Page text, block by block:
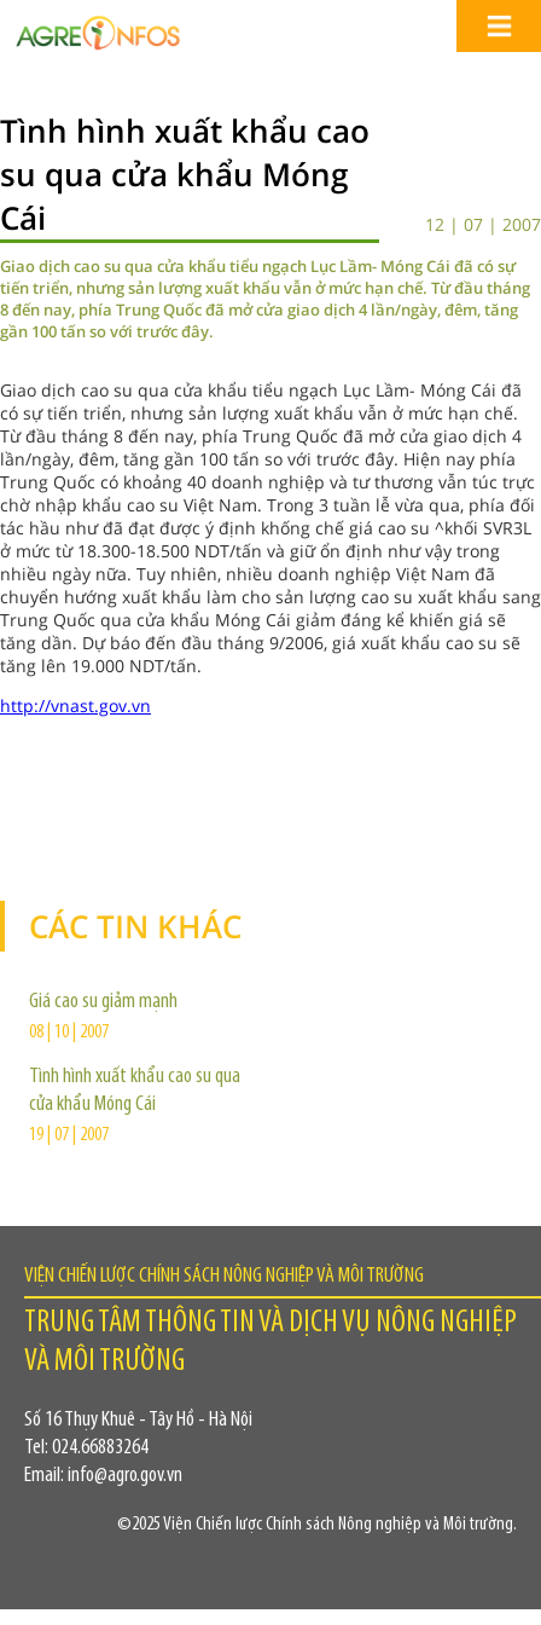
Tình hình xuất khẩu cao
su qua cửa khẩu Móng
Cái
12 | 07 | 2007
Giao dịch cao su qua cửa khẩu tiểu ngạch Lục Lầm- Móng Cái đã có sự
tiến triển, nhưng sản lượng xuất khẩu vẫn ở mức hạn chế. Từ đầu tháng
8 đến nay, phía Trung Quốc đã mở cửa giao dịch 4 lần/ngày, đêm, tăng
gần 100 tấn so với trước đây.
Giao dịch cao su qua cửa khẩu tiểu ngạch Lục Lầm- Móng Cái đã
có sự tiến triển, nhưng sản lượng xuất khẩu vẫn ở mức hạn chế.
Từ đầu tháng 8 đến nay, phía Trung Quốc đã mở cửa giao dịch 4
lần/ngày, đêm, tăng gần 100 tấn so với trước đây. Hiện nay phía
Trung Quốc có khoảng 40 doanh nghiệp và tư thương vẫn túc trực
chờ nhập khẩu cao su Việt Nam. Trong 3 tuần lễ vừa qua, phía đối
tác hầu như đã đạt được ý định khống chế giá cao su ^khối SVR3L
ở mức từ 18.300-18.500 NDT/tấn và giữ ổn định như vậy trong
nhiều ngày nữa. Tuy nhiên, nhiều doanh nghiệp Việt Nam đã
chuyển hướng xuất khẩu làm cho sản lượng cao su xuất khẩu sang
Trung Quốc qua cửa khẩu Móng Cái giảm đáng kể khiến giá sẽ
tăng dần. Dự báo đến đầu tháng 9/2006, giá xuất khẩu cao su sẽ
tăng lên 19.000 NDT/tấn.
http://vnast.gov.vn
CÁC TIN KHÁC
Giá cao su giảm mạnh
08 | 10 | 2007
Tình hình xuất khẩu cao su qua
cửa khẩu Móng Cái
19 | 07 | 2007
VIỆN CHIẾN LƯỢC CHÍNH SÁCH NÔNG NGHIỆP VÀ MÔI TRƯỜNG
TRUNG TÂM THÔNG TIN VÀ DỊCH VỤ NÔNG NGHIỆP
VÀ MÔI TRƯỜNG
Số 16 Thụy Khuê - Tây Hồ - Hà Nội
Tel: 024.66883264
Email: info@agro.gov.vn
©2025 Viện Chiến lược Chính sách Nông nghiệp và Môi trường.